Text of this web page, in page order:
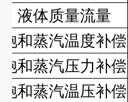
液体质量流量
饱和蒸汽温度补偿
饱和蒸汽压力补偿
饱和蒸汽温压补偿